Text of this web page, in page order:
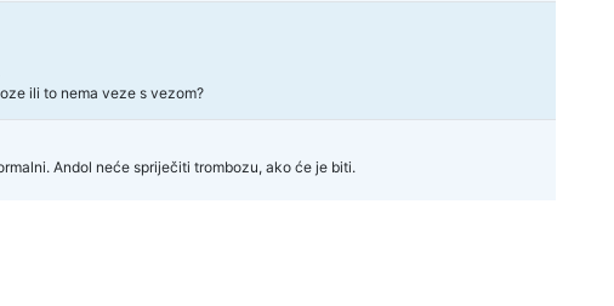
ili to nema veze s vezom?
Andol neće spriječiti trombozu, ako će je biti.